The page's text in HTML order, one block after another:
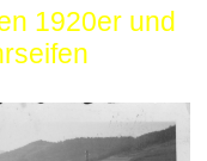
1920er und